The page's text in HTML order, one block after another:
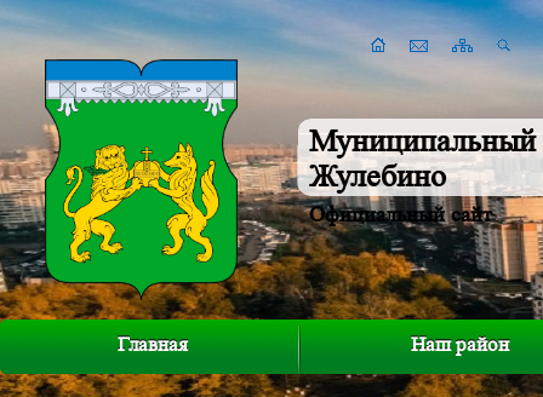
Муниципальный
Жулебино
Официальный сайт
Главная Наш район